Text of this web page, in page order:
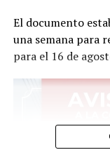
El documento
una semana para
para el 16 de